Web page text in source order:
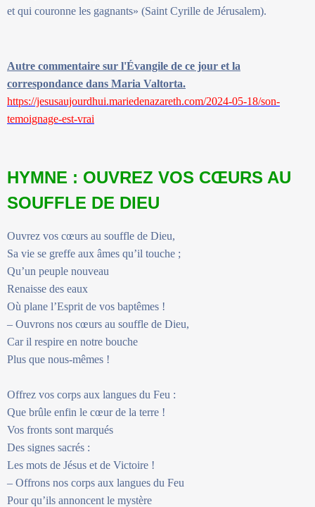
et qui couronne les gagnants» (Saint Cyrille de Jérusalem).
Autre commentaire sur l'Évangile de ce jour et la
correspondance dans Maria Valtorta.
https://jesusaujourdhui.mariedenazareth.com/2024-05-18/son-
temoignage-est-vrai
HYMNE : OUVREZ VOS CŒURS AU
SOUFFLE DE DIEU
Ouvrez vos cœurs au souffle de Dieu,
Sa vie se greffe aux âmes qu’il touche ;
Qu’un peuple nouveau
Renaisse des eaux
Où plane l’Esprit de vos baptêmes !
– Ouvrons nos cœurs au souffle de Dieu,
Car il respire en notre bouche
Plus que nous-mêmes !
Offrez vos corps aux langues du Feu :
Que brûle enfin le cœur de la terre !
Vos fronts sont marqués
Des signes sacrés :
Les mots de Jésus et de Victoire !
– Offrons nos corps aux langues du Feu
Pour qu’ils annoncent le mystère